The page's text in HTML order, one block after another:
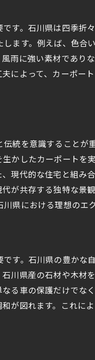
ためのデザイン選択
メリット
とは
ートデザインの見積り
の進め方
イント
高める工夫
い景観と車の保護
選び方
デザイン
役割
イデア
の利点
材選びの秘訣
す。石川県は四季折
ます。例えば、色合
雨に強い素材であり
によって、カーポー
統を意識することが
かしたカーポートを
現代的な住宅と組み
が共存する独特な景
県における理想のエ
す。石川県の豊かな
川県産の石材や木材
る車の保護だけでな
が図れます。これに